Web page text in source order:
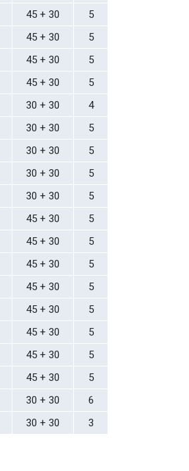
45 + 30
5
45 + 30
5
45 + 30
5
45 + 30
5
30 + 30
4
30 + 30
5
30 + 30
5
30 + 30
5
30 + 30
5
45 + 30
5
45 + 30
5
45 + 30
5
45 + 30
5
45 + 30
5
45 + 30
5
45 + 30
5
45 + 30
5
30 + 30
6
30 + 30 3